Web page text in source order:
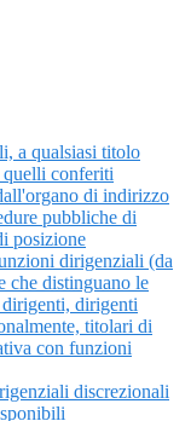
a qualsiasi titolo
conferiti
di indirizzo
pubbliche di
posizione
dirigenziali (da
che distinguano le
dirigenti
titolari di
con funzioni
discrezionali